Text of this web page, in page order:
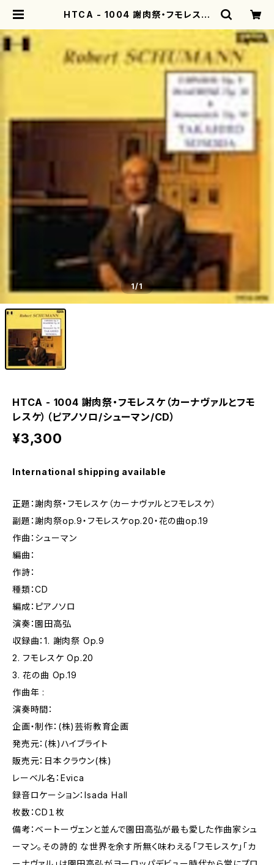
HTCA - 1004 謝肉祭・フモレスケ
1/1
HTCA - 1004 謝肉祭・フモレスケ（カーナヴァルとフモ
レスケ）（ピアノソロ/シューマン/CD）
¥3,300
International shipping available
正題：謝肉祭・フモレスケ（カーナヴァルとフモレスケ）
副題：謝肉祭op.9・フモレスケop.20・花の曲op.19
作曲：シューマン
編曲：
作詩：
種類：CD
編成：ピアノソロ
演奏：園田高弘
収録曲：1. 謝肉祭 Op.9
2. フモレスケ Op.20
3. 花の曲 Op.19
作曲年 :
演奏時間：
企画・制作：(株)芸術教育企画
発売元：(株)ハイブライト
販売元：日本クラウン(株)
レーベル名：Evica
録音ロケーション：Isada Hall
枚数：CD１枚
備考：ベートーヴェンと並んで園田高弘が最も愛した作曲家シュ
ーマン。その詩的 な世界を余す所無く味わえる「フモレスケ」「カ